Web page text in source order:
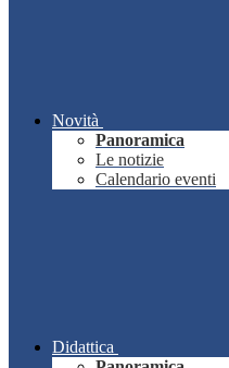
Novità
Panoramica
Le notizie
Calendario eventi
Didattica